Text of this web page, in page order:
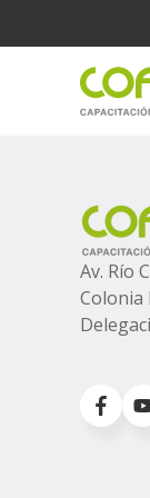
Av. Río
Colonia